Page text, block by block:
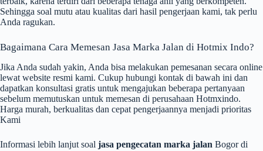
Sehingga soal mutu atau kualitas dari hasil pengerjaan kami, tak perlu
Anda ragukan.
Bagaimana Cara Memesan Jasa Marka Jalan di Hotmix Indo?
Jika Anda sudah yakin, Anda bisa melakukan pemesanan secara online
lewat website resmi kami. Cukup hubungi kontak di bawah ini dan
dapatkan konsultasi gratis untuk mengajukan beberapa pertanyaan
sebelum memutuskan untuk memesan di perusahaan Hotmxindo.
Harga murah, berkualitas dan cepat pengerjaannya menjadi prioritas
Kami
Informasi lebih lanjut soal jasa pengecatan marka jalan Bogor di